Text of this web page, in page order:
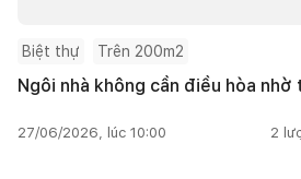
Biệt thự Trên 200m2
Ngôi nhà không cần điều hòa
27/06/2026, lúc 10:00 2